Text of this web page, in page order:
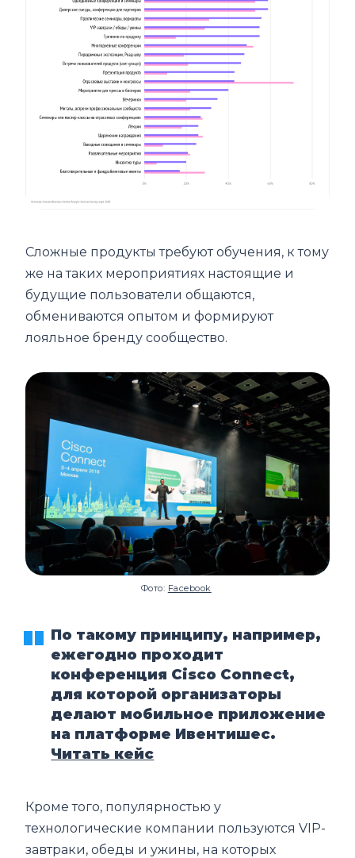
Сложные продукты требуют обучения, к тому
же на таких мероприятиях настоящие и
будущие пользователи общаются,
обмениваются опытом и формируют
лояльное бренду сообщество.
Фото: Facebook
По такому принципу, например,
ежегодно проходит
конференция Cisco Connect,
для которой организаторы
делают мобильное приложение
на платформе Ивентишес.
Читать кейс
Кроме того, популярностью у
технологические компании пользуются VIP-
завтраки, обеды и ужины, на которых